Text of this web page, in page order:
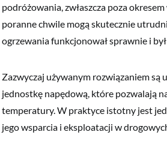
podróżowania, zwłaszcza poza
poranne chwile mogą skutecznie
ogrzewania funkcjonował sprawnie i
Zazwyczaj używanym rozwiązaniem są
jednostkę napędową, które pozwalają
temperatury. W praktyce istotny jest
jego wsparcia i eksploatacji w